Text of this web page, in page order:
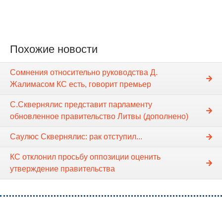
Похожие новости
Сомнения относительно руководства Д.
Жалимасом КС есть, говорит премьер
С.Сквернялис представит парламенту
обновленное правительство Литвы (дополнено)
Саулюс Сквернялис: рак отступил...
КС отклонил просьбу оппозиции оценить
утверждение правительства